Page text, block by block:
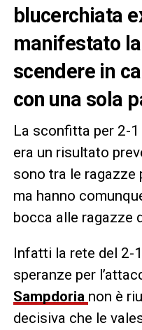
blucerchiata
manifestato
scendere in
con una sola
La sconfitta per 2-
era un risultato
sono tra le
ma hanno
bocca alle ragazze
Infatti la rete del 2-
speranze per
Sampdoria non è
decisiva che le